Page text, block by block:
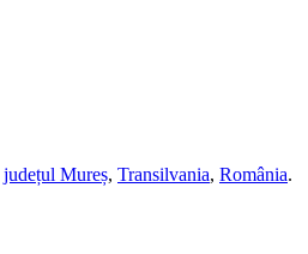
județul Mureș, Transilvania, România.